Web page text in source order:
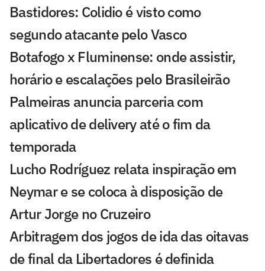
Bastidores: Colidio é visto como
segundo atacante pelo Vasco
Botafogo x Fluminense: onde assistir,
horário e escalações pelo Brasileirão
Palmeiras anuncia parceria com
aplicativo de delivery até o fim da
temporada
Lucho Rodríguez relata inspiração em
Neymar e se coloca à disposição de
Artur Jorge no Cruzeiro
Arbitragem dos jogos de ida das oitavas
de final da Libertadores é definida